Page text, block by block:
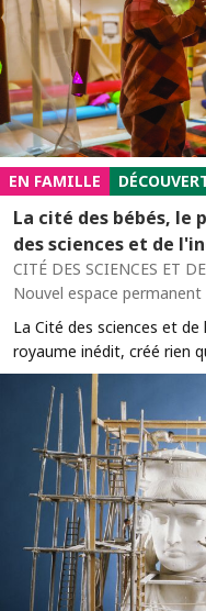
EN FAMILLE
La cité des bébés, le
des sciences et de
CITÉ DES SCIENCES ET
Nouvel espace permanent
La Cité des sciences et de
royaume inédit, créé rien